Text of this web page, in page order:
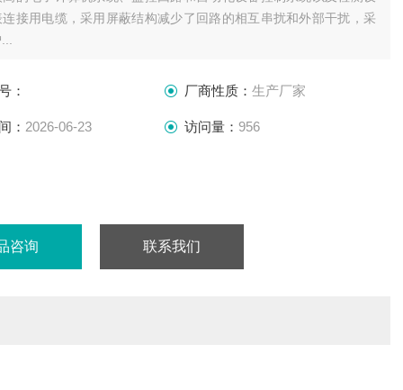
接用电缆，采用屏蔽结构减少了回路的相互串扰和外部干扰，采
： 厂商性质： 生产厂家
： 2026-06-23 访问量： 956
咨询 联系我们